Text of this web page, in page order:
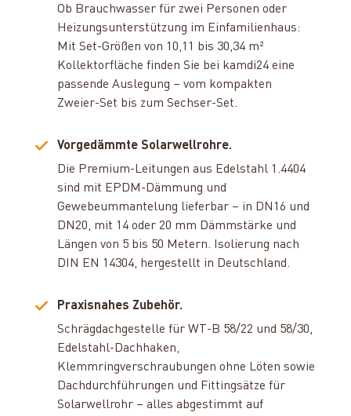
Ob Brauchwasser für zwei Personen oder
Heizungsunterstützung im Einfamilienhaus:
Mit Set-Größen von 10,11 bis 30,34 m²
Kollektorfläche finden Sie bei kamdi24 eine
passende Auslegung – vom kompakten
Zweier-Set bis zum Sechser-Set.
Vorgedämmte Solarwellrohre.
Die Premium-Leitungen aus Edelstahl 1.4404
sind mit EPDM-Dämmung und
Gewebeummantelung lieferbar – in DN16 und
DN20, mit 14 oder 20 mm Dämmstärke und
Längen von 5 bis 50 Metern. Isolierung nach
DIN EN 14304, hergestellt in Deutschland.
Praxisnahes Zubehör.
Schrägdachgestelle für WT-B 58/22 und 58/30,
Edelstahl-Dachhaken,
Klemmringverschraubungen ohne Löten sowie
Dachdurchführungen und Fittingsätze für
Solarwellrohr – alles abgestimmt auf